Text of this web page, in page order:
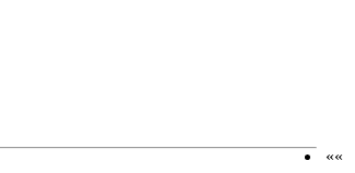
««